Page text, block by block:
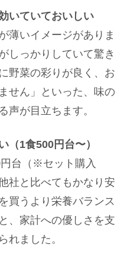
いていておいしい
薄いイメージがありま
しっかりしていて驚き
野菜の彩りが良く、お
せん」といった、味の
声が目立ちます。
（1食500円台〜）
円台（※セット購入
社と比べてもかなり安
買うより栄養バランス
、家計への優しさを支
れました。